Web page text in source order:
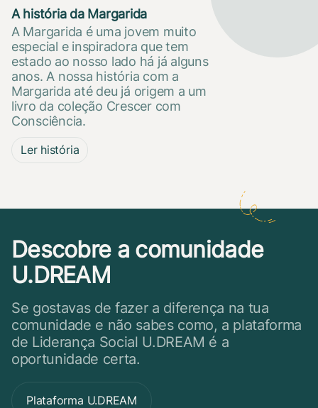
A história da Margarida
A Margarida é uma jovem muito
especial e inspiradora que tem
estado ao nosso lado há já alguns
anos. A nossa história com a
Margarida até deu já origem a um
livro da coleção Crescer com
Consciência.
Ler história
Descobre a comunidade
U.DREAM
Se gostavas de fazer a diferença na tua
comunidade e não sabes como, a plataforma
de Liderança Social U.DREAM é a
oportunidade certa.
Plataforma U.DREAM